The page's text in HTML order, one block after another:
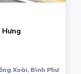
Xoài, Bình Phước,